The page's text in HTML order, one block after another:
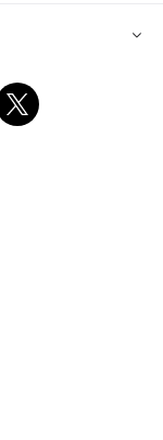
ビート板、浮き輪
ー